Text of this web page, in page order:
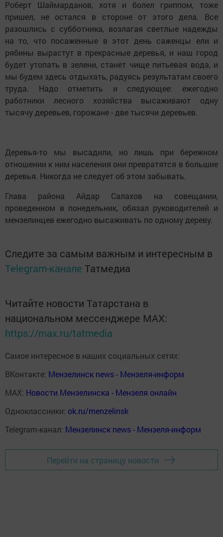
Роберт Шаймарданов, хотя и болел гриппом, тоже
пришел, не остался в стороне от этого дела. Все
разошлись с субботника, возлагая светлые надежды
на то, что посаженные в этот день саженцы ели и
рябины вырастут в прекрасные деревья, и наш город
будет утопать в зелени, станет чище питьевая вода, и
мы будем здесь отдыхать, радуясь результатам своего
труда. Надо отметить и следующее: ежегодно
работники лесного хозяйства высаживают одну
тысячу деревьев, горожане - две тысячи деревьев.
Деревья-то мы высадили, но лишь при бережном
отношении к ним населения они превратятся в большие
деревья. Никогда не следует об этом забывать.
Глава района Айдар Салахов на совещании,
проведенном в понедельник, обязал руководителей и
мензелинцев ежегодно высаживать по одному дереву.
Следите за самым важным и интересным в
Telegram-канале Татмедиа
Читайте новости Татарстана в
национальном мессенджере MАХ:
https://max.ru/tatmedia
Самое интересное в наших социальных сетях:
ВКонтакте: Мензелинск news - Мензеля-информ
MAX: Новости Мензелинска - Мензеля онлайн
Одноклассники: ok.ru/menzelinsk
Telegram-канал: Мензелинск news - Мензеля-информ
Перейти на страницу новости